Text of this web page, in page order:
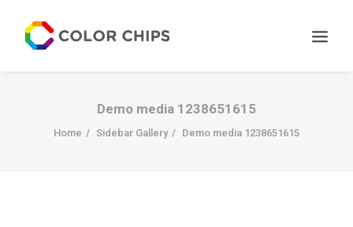
サービス
ニュース
Demo media 1238651615
Home Sidebar Gallery Demo media 1238651615